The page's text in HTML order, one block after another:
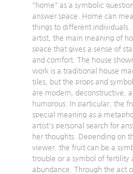
"home" as a symbolic
answer space. Home can
things to different individuals.
artist, the main meaning of
space that gives a sense of
and comfort. The house
work is a traditional house
tiles, but the props and
are modern, deconstructive,
humorous. In particular, the
special meaning as a
artist's personal search for
her thoughts. Depending on
viewer, the fruit can be a
trouble or a symbol of fertility
abundance. Through the act